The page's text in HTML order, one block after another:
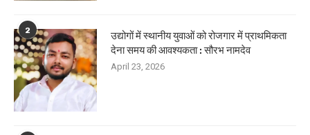
2
उद्योगों में स्थानीय युवाओं को रोजगार में प्राथमिकता
देना समय की आवश्यकता : सौरभ नामदेव
April 23, 2026